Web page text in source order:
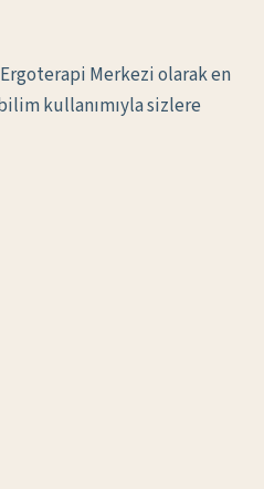
Merkezi olarak en
kullanımıyla sizlere